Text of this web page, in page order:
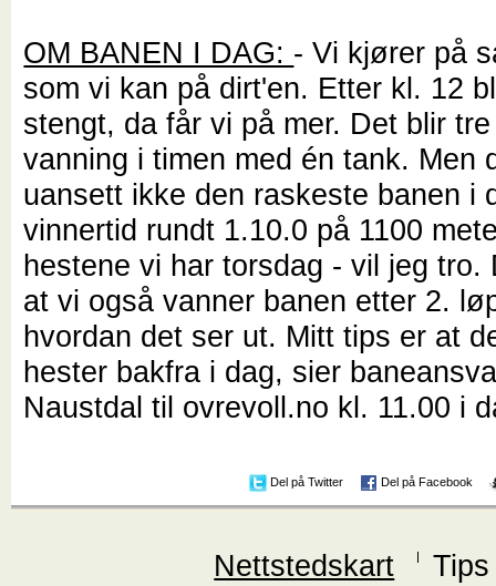
OM BANEN I DAG: - Vi kjører på
som vi kan på dirt'en. Etter kl. 12
stengt, da får vi på mer. Det blir
vanning i timen med én tank. Men
uansett ikke den raskeste banen i
vinnertid rundt 1.10.0 på 1100
hestene vi har torsdag - vil jeg tro.
at vi også vanner banen etter 2.
hvordan det ser ut. Mitt tips er at
hester bakfra i dag, sier
Naustdal til ovrevoll.no kl. 11.00 i
Del på Twitter Del på Facebook
Nettstedskart